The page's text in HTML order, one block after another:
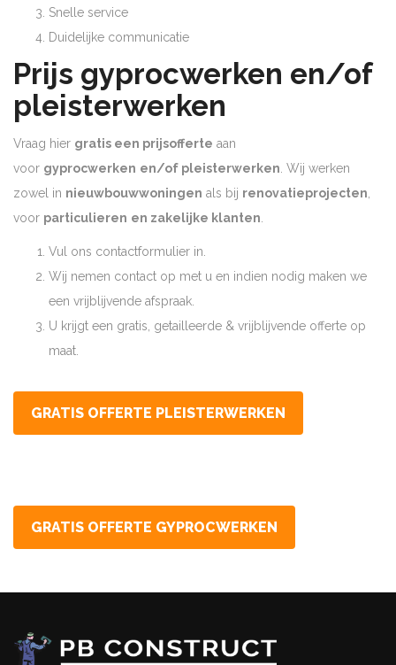
Snelle service
Duidelijke communicatie
Prijs gyprocwerken en/of
pleisterwerken
Vraag hier gratis een prijsofferte aan
voor gyprocwerken en/of pleisterwerken. Wij werken
zowel in nieuwbouwwoningen als bij renovatieprojecten,
voor particulieren en zakelijke klanten.
Vul ons contactformulier in.
Wij nemen contact op met u en indien nodig maken we
een vrijblijvende afspraak.
U krijgt een gratis, getailleerde & vrijblijvende offerte op
maat.
GRATIS OFFERTE PLEISTERWERKEN
GRATIS OFFERTE GYPROCWERKEN